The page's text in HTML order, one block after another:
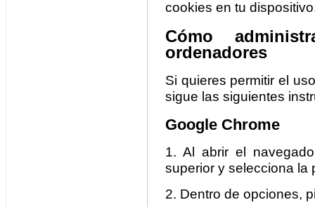
cookies en tu
Cómo
ordenadores
Si quieres permitir el
sigue las siguientes
Google Chrome
1. Al abrir el
superior y selecciona la
2. Dentro de opciones,